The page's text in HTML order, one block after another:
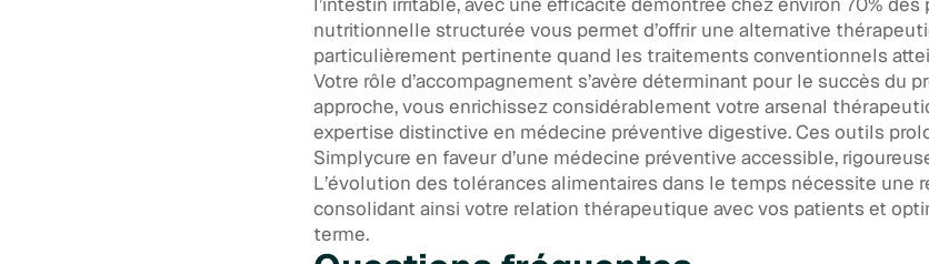
nutritionnelle structurée vous permet d’offrir une alternative
particulièrement pertinente quand les traitements conventionnels
Votre rôle d’accompagnement s’avère déterminant pour le succès du
approche, vous enrichissez considérablement votre arsenal
expertise distinctive en médecine préventive digestive. Ces outils
Simplycure en faveur d’une médecine préventive accessible,
L’évolution des tolérances alimentaires dans le temps nécessite une
consolidant ainsi votre relation thérapeutique avec vos patients et
terme.